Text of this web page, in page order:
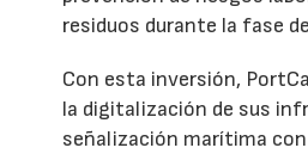
residuos durante la fase
Con esta inversión,
la digitalización de sus
señalización marítima